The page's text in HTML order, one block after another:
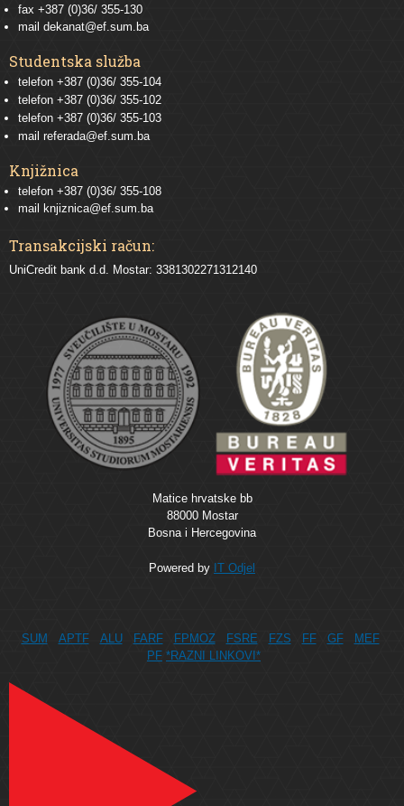
fax +387 (0)36/ 355-130
mail dekanat@ef.sum.ba
Studentska služba
telefon +387 (0)36/ 355-104
telefon +387 (0)36/ 355-102
telefon +387 (0)36/ 355-103
mail referada@ef.sum.ba
Knjižnica
telefon +387 (0)36/ 355-108
mail
knjiznica@ef.sum.ba
Transakcijski račun:
UniCredit bank d.d. Mostar: 3381302271312140
Matice hrvatske bb
88000 Mostar
Bosna i Hercegovina
Powered by IT Odjel
SUM APTF ALU FARF FPMOZ FSRE FZS FF GF
MEF
PF *RAZNI LINKOVI*